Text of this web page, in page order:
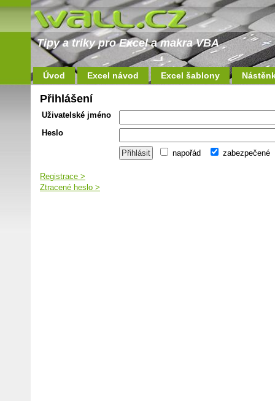
Tipy a triky pro Excel a makra VBA
Úvod Excel návod Excel šablony
Přihlášení
Uživatelské jméno
Heslo
napořád zabezpečené
Registrace >
Ztracené heslo >